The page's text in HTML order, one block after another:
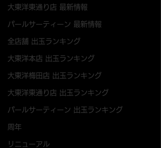
大東洋東通り店 最新情報
パールサーティーン 最新情報
全店舗 出玉ランキング
大東洋本店 出玉ランキング
大東洋梅田店 出玉ランキング
大東洋東通り店 出玉ランキング
パールサーティーン 出玉ランキング
周年
リニューアル